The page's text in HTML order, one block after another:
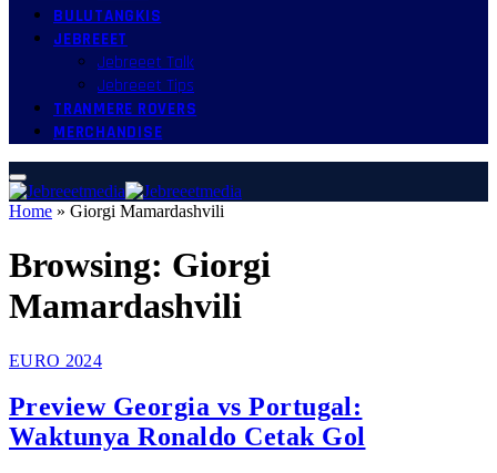
BULUTANGKIS
JEBREEET
Jebreeet Talk
Jebreeet Tips
TRANMERE ROVERS
MERCHANDISE
Home » Giorgi Mamardashvili
Browsing: Giorgi
Mamardashvili
EURO 2024
Preview Georgia vs Portugal:
Waktunya Ronaldo Cetak Gol